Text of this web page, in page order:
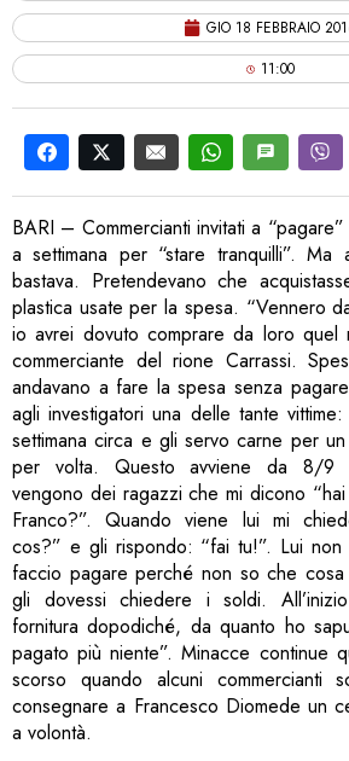
GIO 18 FEBBRAIO
11:00
BARI – Commercianti invitati a
a settimana per “stare tranquilli”.
bastava. Pretendevano che
plastica usate per la spesa. “Vennero
io avrei dovuto comprare da loro quel
commerciante del rione Carrassi.
andavano a fare la spesa senza
agli investigatori una delle tante
settimana circa e gli servo carne per
per volta. Questo avviene da 8/9
vengono dei ragazzi che mi dicono
Franco?”. Quando viene lui mi
cos?” e gli rispondo: “fai tu!”. Lui
faccio pagare perché non so che
gli dovessi chiedere i soldi.
fornitura dopodiché, da quanto ho
pagato più niente”. Minacce continue
scorso quando alcuni commercianti
consegnare a Francesco Diomede un
a volontà.